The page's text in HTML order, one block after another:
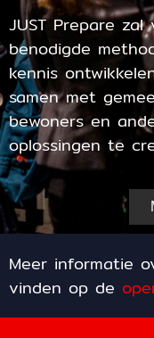
​JUST Prepare
benodigde
kennis
samen met
bewoners en
oplossingen te
Meer informatie
vinden op de